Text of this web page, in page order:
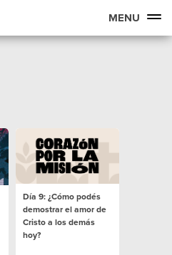
MENU
Día 9: ¿Cómo podés
demostrar el amor de
Cristo a los demás
hoy?